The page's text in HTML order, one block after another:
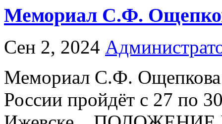
Мемориал С.Ф.
Сен 2, 2024
Мемориал С.Ф.
России пройдёт с 27 по